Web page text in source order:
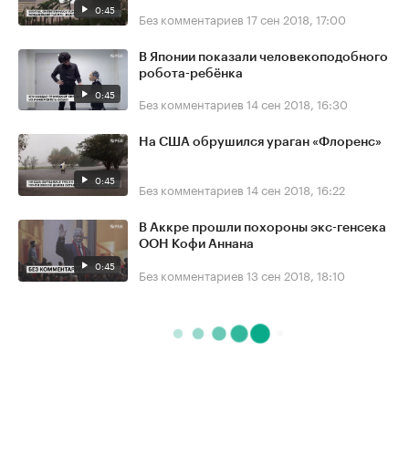
0:45 Без комментариев 17 сен 2018, 17:00
0:45
В Японии показали человекоподобного
робота-ребёнка
Без комментариев 14 сен 2018, 16:30
0:45
На США обрушился ураган «Флоренс»
Без комментариев 14 сен 2018, 16:22
0:45
В Аккре прошли похороны экс-генсека
ООН Кофи Аннана
Без комментариев 13 сен 2018, 18:10